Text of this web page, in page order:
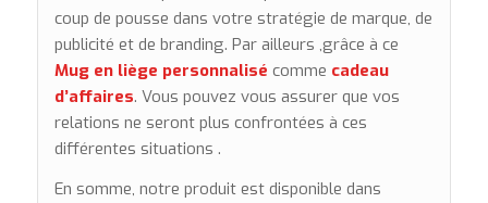
coup de pousse dans votre stratégie de marque, de
publicité et de branding. Par ailleurs ,grâce à ce
Mug en liège personnalisé comme cadeau
d’affaires. Vous pouvez vous assurer que vos
relations ne seront plus confrontées à ces
différentes situations .
En somme, notre produit est disponible dans